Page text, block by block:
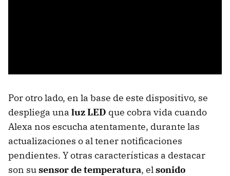
Por otro lado, en la base de este dispositivo, se
despliega una luz LED que cobra vida cuando
Alexa nos escucha atentamente, durante las
actualizaciones o al tener notificaciones
pendientes. Y otras características a destacar
son susensor de temperatura, elsonido